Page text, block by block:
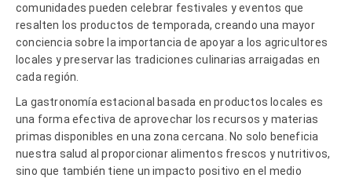
comunidades pueden celebrar festivales y eventos que
resalten los productos de temporada, creando una mayor
conciencia sobre la importancia de apoyar a los agricultores
locales y preservar las tradiciones culinarias arraigadas en
cada región.
La gastronomía estacional basada en productos locales es
una forma efectiva de aprovechar los recursos y materias
primas disponibles en una zona cercana. No solo beneficia
nuestra salud al proporcionar alimentos frescos y nutritivos,
sino que también tiene un impacto positivo en el medio